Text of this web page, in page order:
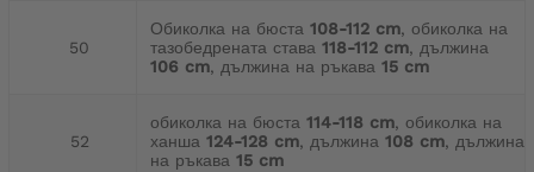
50
Обиколка на бюста 108-112 cm, обиколка на
тазобедрената става 118-112 cm, дължина
106 cm, дължина на ръкава 15 cm
52
обиколка на бюста 114-118 cm, обиколка на
ханша 124-128 cm, дължина 108 cm, дължина
на ръкава 15 cm